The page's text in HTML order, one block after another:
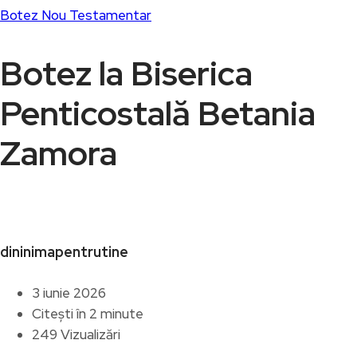
Botez Nou Testamentar
Botez la Biserica
Penticostală Betania
Zamora
dininimapentrutine
3 iunie 2026
Citești în 2 minute
249 Vizualizări